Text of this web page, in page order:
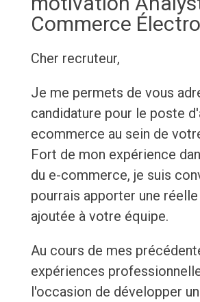
Commerce
Cher recruteur,
Je me permets de vous
candidature pour le poste
ecommerce au sein de
Fort de mon expérience
du e-commerce, je suis
pourrais apporter une
ajoutée à votre équipe.
Au cours de mes
expériences
l'occasion de développer